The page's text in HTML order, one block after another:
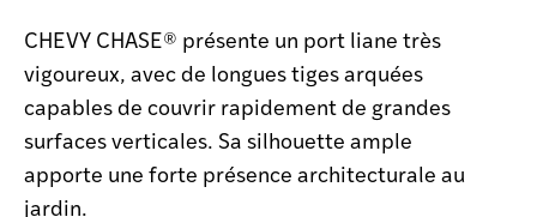
CHEVY CHASE® présente un port liane très
vigoureux, avec de longues tiges arquées
capables de couvrir rapidement de grandes
surfaces verticales. Sa silhouette ample
apporte une forte présence architecturale au
jardin.